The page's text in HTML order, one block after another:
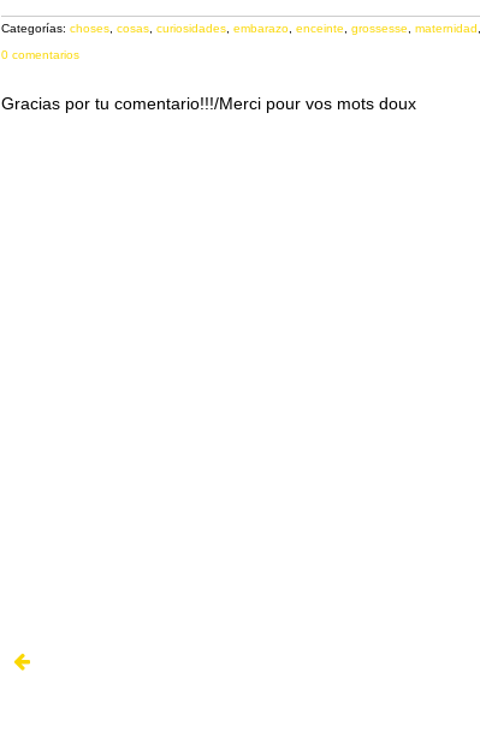
Categorías: choses cosas curiosidades embarazo enceinte grossesse maternidad
0 comentarios
Gracias por tu comentario!!!/Merci pour vos mots doux